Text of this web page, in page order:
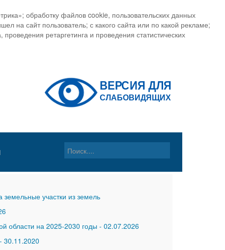
обработку файлов cookie, пользовательских данных
на сайт пользователь; с какого сайта или по какой рекламе;
ретаргетинга и проведения статистических
участки из земель
области на 2025-2030 годы - 02.07.2026
- 30.11.2020